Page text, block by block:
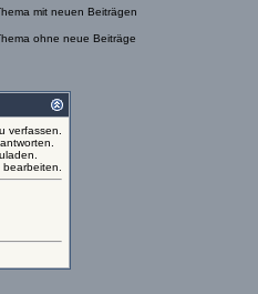
mit neuen Beiträgen
ohne neue Beiträge
verfassen.